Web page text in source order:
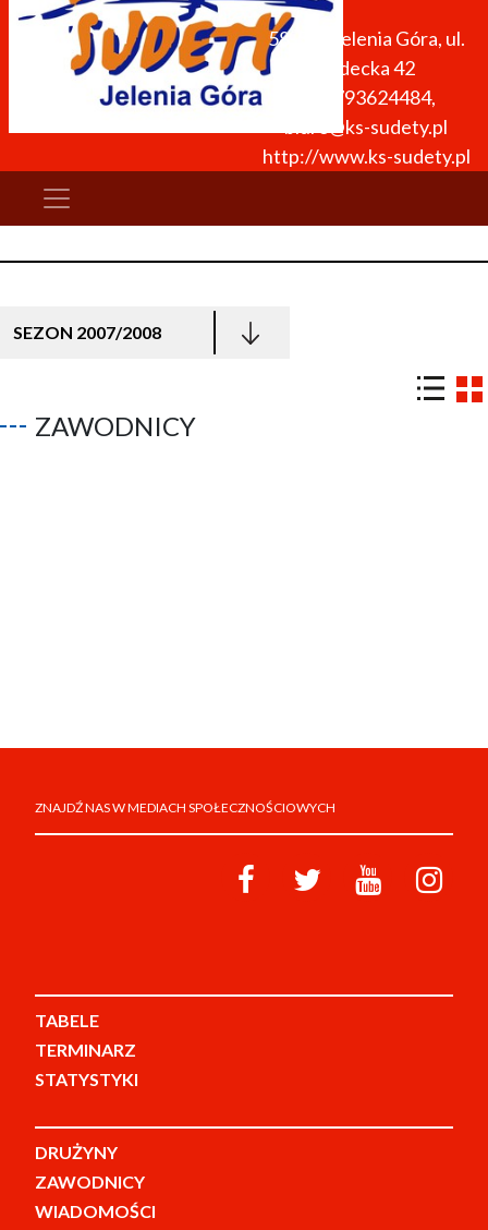
58-500 Jelenia Góra, ul.
Sudecka 42
+48 793624484,
biuro@ks-sudety.pl
http://www.ks-sudety.pl
SEZON 2007/2008
ZAWODNICY
ZNAJDŹ NAS W MEDIACH SPOŁECZNOŚCIOWYCH
TABELE
TERMINARZ
STATYSTYKI
DRUŻYNY
ZAWODNICY
WIADOMOŚCI